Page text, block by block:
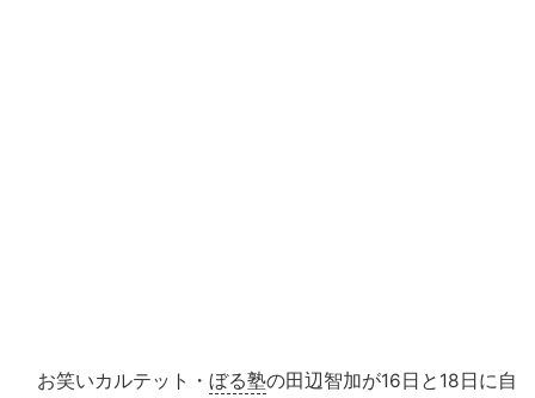
お笑いカルテット・ ぼる塾の田辺智加が16日と18日に自